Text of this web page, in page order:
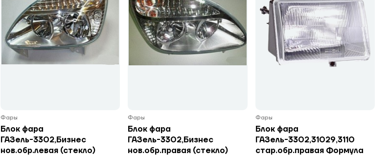
Фары
Блок фара
ГАЗель-3302,Бизнес
нов.обр.левая (стекло)
Фары
Блок фара
ГАЗель-3302,Бизнес
нов.обр.правая (стекло)
Фары
Блок фара
ГАЗель-3302,31029,3110
стар.обр.правая Формула